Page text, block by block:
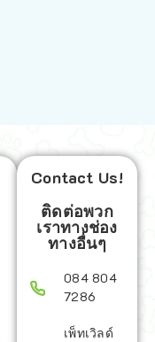
Contact Us!
ติดต่อพวก
เราทางช่อง
ทางอื่นๆ
084 804
7286
เพ็ทเวิลด์